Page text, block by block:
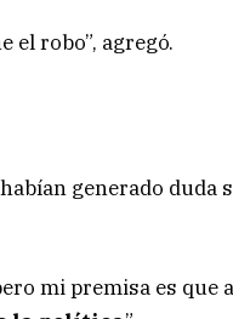
el robo”, agregó.
generado duda
mi premisa es que